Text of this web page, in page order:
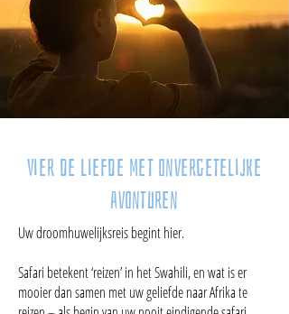
Vier de liefde met onvergetelijke
avonturen
Uw droomhuwelijksreis begint hier.
Safari betekent ‘reizen’ in het Swahili, en wat is er
mooier dan samen met uw geliefde naar Afrika te